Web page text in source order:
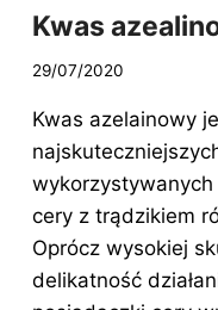
Kwas
29/07/2020
Kwas azelainowy
cery z trądzikiem
Oprócz wysokiej
delikatność